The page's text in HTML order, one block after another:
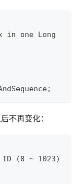
in one Long
不再变化：
ID (0 ~ 1023)